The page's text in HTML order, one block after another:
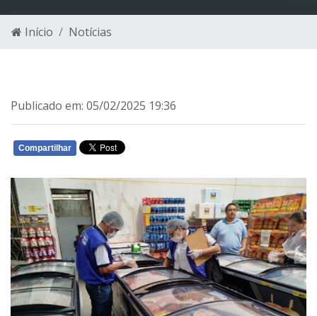
Início Notícias
Publicado em: 05/02/2025 19:36
Compartilhar